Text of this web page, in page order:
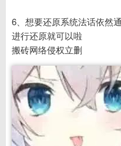
6、想要还原系统法话依然
进行还原就可以啦
搬砖网络侵权立删